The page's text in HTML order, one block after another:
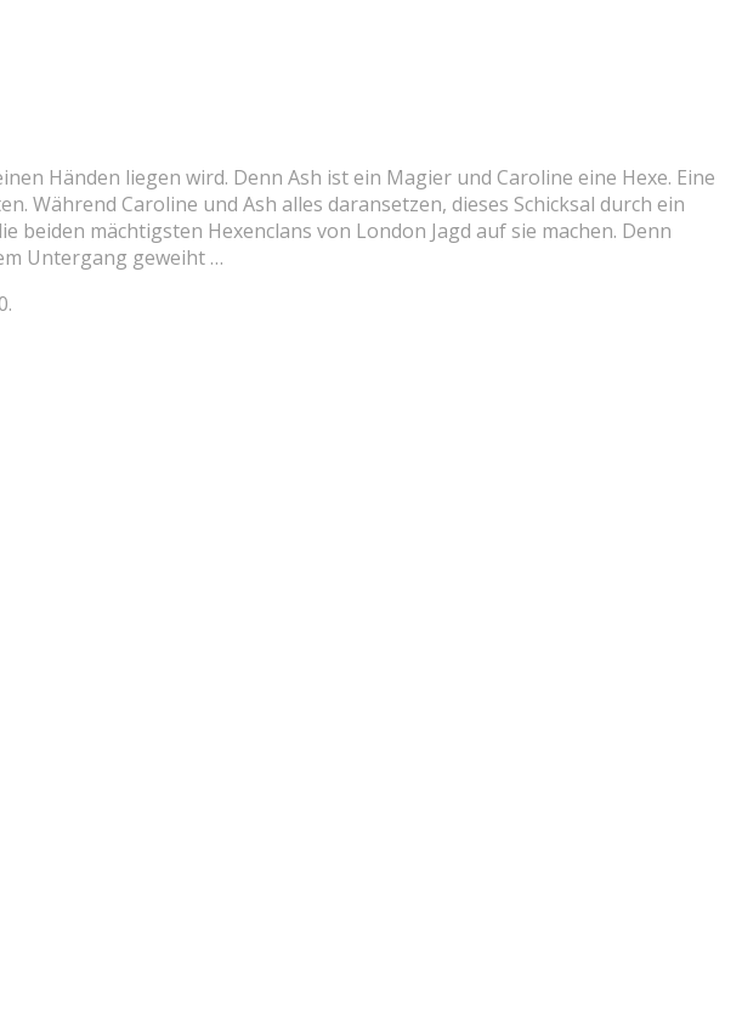
Händen liegen wird. Denn Ash ist ein Magier und Caroline eine Hexe. Eine
Während Caroline und Ash alles daransetzen, dieses Schicksal durch ein
beiden mächtigsten Hexenclans von London Jagd auf sie machen. Denn
Untergang geweiht …